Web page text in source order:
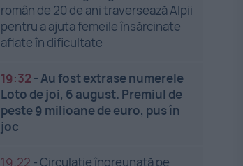
român de 20 de ani traversează Alpii
pentru a ajuta femeile însărcinate
aflate în dificultate
19:32 -Au fost extrase numerele
Loto de joi, 6 august. Premiul de
peste 9 milioane de euro, pus în
joc
19:22 -Circulație îngreunată pe